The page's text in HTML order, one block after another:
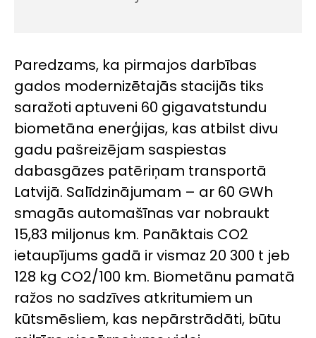
Paredzams, ka pirmajos darbības
gados modernizētajās stacijās tiks
saražoti aptuveni 60 gigavatstundu
biometāna enerģijas, kas atbilst divu
gadu pašreizējam saspiestas
dabasgāzes patēriņam transportā
Latvijā. Salīdzinājumam – ar 60 GWh
smagās automašīnas var nobraukt
15,83 miljonus km. Panāktais CO2
ietaupījums gadā ir vismaz 20 300 t jeb
128 kg CO2/100 km. Biometānu pamatā
ražos no sadzīves atkritumiem un
kūtsmēsliem, kas nepārstrādāti, būtu